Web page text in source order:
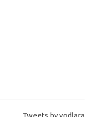
Tweets by vodlara